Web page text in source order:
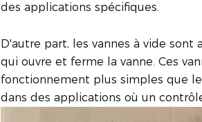
des applications spécifiques.
D'autre part, les vannes à vide
qui ouvre et ferme la vanne. Ces
fonctionnement plus simples que
dans des applications où un